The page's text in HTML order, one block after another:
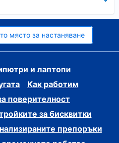
място за настаняване
и лаптопи
Как работим
поверителност
за бисквитки
препоръки